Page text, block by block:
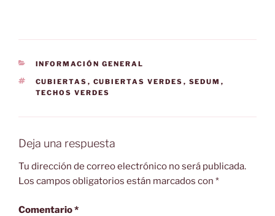
CATEGORÍAS
INFORMACIÓN GENERAL
ETIQUETAS
CUBIERTAS , CUBIERTAS VERDES , SEDUM ,
TECHOS VERDES
Deja una respuesta
Tu dirección de correo electrónico no será publicada.
Los campos obligatorios están marcados con *
Comentario*